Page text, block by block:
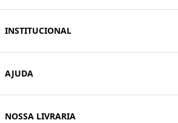
INSTITUCIONAL
AJUDA
NOSSA LIVRARIA